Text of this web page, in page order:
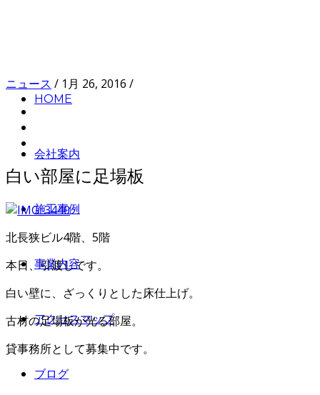
HOME
会社案内
施工事例
事業内容
アクセスマップ
ブログ
ニュース / 1月 26, 2016 /
白い部屋に足場板
北長狭ビル4階、5階
本日、引渡しです。
白い壁に、ざっくりとした床仕上げ。
古材の足場板が光る部屋。
貸事務所として募集中です。